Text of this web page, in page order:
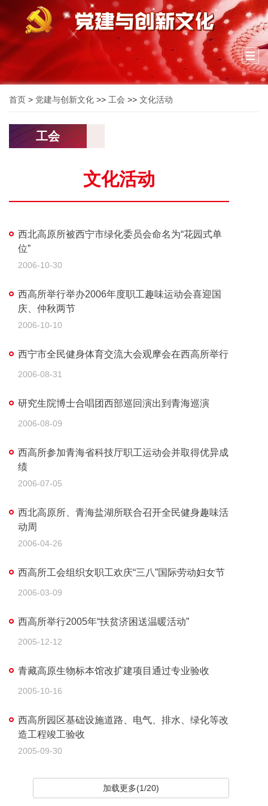
首页 > 党建与创新文化 >> 工会 >> 文化活动
工会
文化活动
西北高原所被西宁市绿化委员会命名为“花园式单
位”
2006-10-30
西高所举行举办2006年度职工趣味运动会喜迎国
庆、仲秋两节
2006-10-10
西宁市全民健身体育交流大会观摩会在西高所举行
2006-08-31
研究生院博士合唱团西部巡回演出到青海巡演
2006-08-09
西高所参加青海省科技厅职工运动会并取得优异成
绩
2006-07-05
西北高原所、青海盐湖所联合召开全民健身趣味活
动周
2006-04-26
西高所工会组织女职工欢庆“三八”国际劳动妇女节
2006-03-09
西高所举行2005年“扶贫济困送温暖活动”
2005-12-12
青藏高原生物标本馆改扩建项目通过专业验收
2005-10-16
西高所园区基础设施道路、电气、排水、绿化等改
造工程竣工验收
2005-09-30
加载更多(1/20)